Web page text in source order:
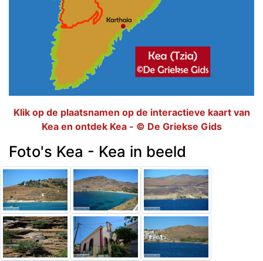
Klik op de plaatsnamen op de interactieve kaart van
Kea en ontdek Kea - © De Griekse Gids
Foto's Kea - Kea in beeld